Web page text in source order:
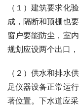
（１）建筑要求化
成，隔断和顶棚也
窗户要能防尘，室
规划应设两个出口
（２）供水和排水
足仪器设备正常运
著位置。下水道应